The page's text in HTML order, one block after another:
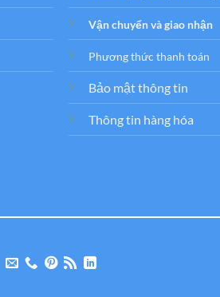
Vận chuyển và giao nhận
Phương thức thanh toán
Bảo mật thông tin
Thông tin hàng hóa